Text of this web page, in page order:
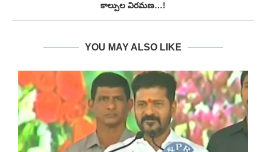
కాల్పుల విరమణ…!
YOU MAY ALSO LIKE